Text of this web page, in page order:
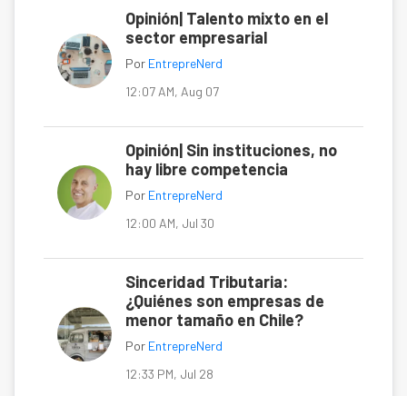
Opinión| Talento mixto en el
sector empresarial
Por EntrepreNerd
12:07 AM, Aug 07
Opinión| Sin instituciones, no
hay libre competencia
Por EntrepreNerd
12:00 AM, Jul 30
Sinceridad Tributaria:
¿Quiénes son empresas de
menor tamaño en Chile?
Por EntrepreNerd
12:33 PM, Jul 28